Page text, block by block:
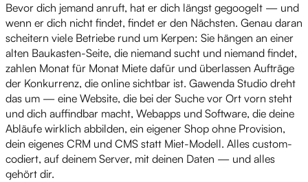
Bevor dich jemand anruft, hat er dich längst gegoogelt — und
wenn er dich nicht findet, findet er den Nächsten. Genau daran
scheitern viele Betriebe rund um Kerpen: Sie hängen an einer
alten Baukasten-Seite, die niemand sucht und niemand findet,
zahlen Monat für Monat Miete dafür und überlassen Aufträge
der Konkurrenz, die online sichtbar ist. Gawenda Studio dreht
das um — eine Website, die bei der Suche vor Ort vorn steht
und dich auffindbar macht, Webapps und Software, die deine
Abläufe wirklich abbilden, ein eigener Shop ohne Provision,
dein eigenes CRM und CMS statt Miet-Modell. Alles custom-
codiert, auf deinem Server, mit deinen Daten — und alles
gehört dir.